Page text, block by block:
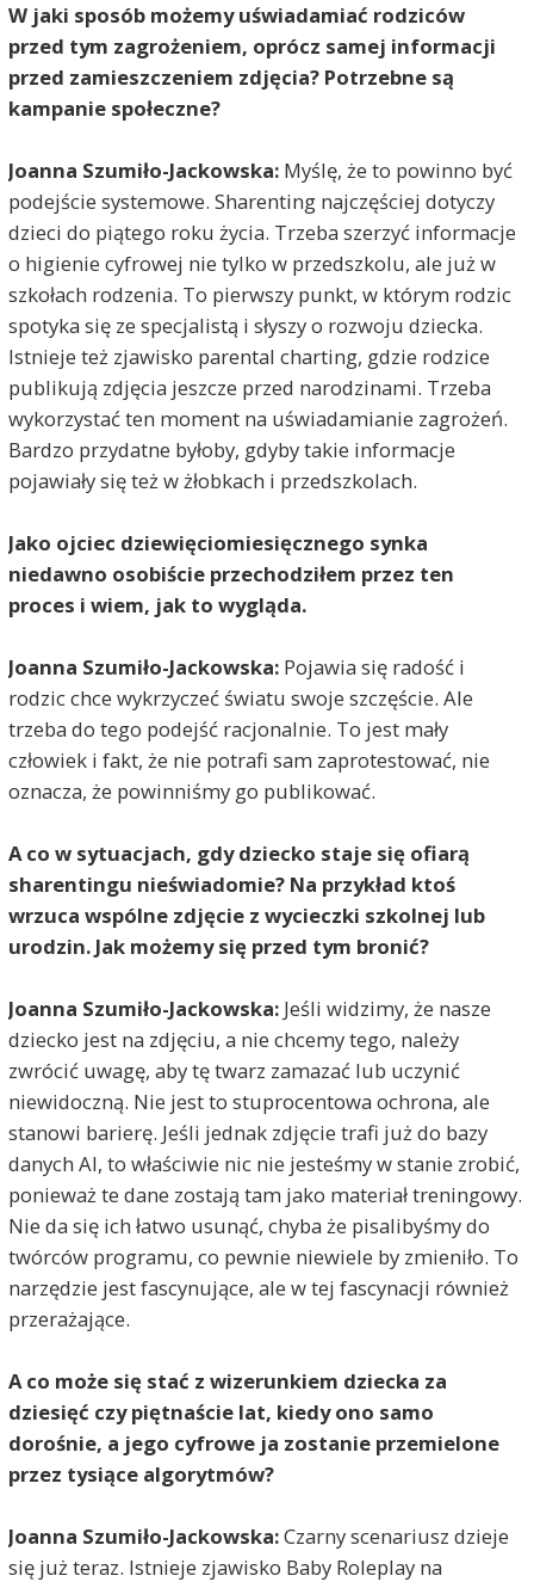
W jaki sposób możemy uświadamiać rodziców
przed tym zagrożeniem, oprócz samej informacji
przed zamieszczeniem zdjęcia? Potrzebne są
kampanie społeczne?
Joanna Szumiło-Jackowska:Myślę, że to powinno być
podejście systemowe. Sharenting najczęściej dotyczy
dzieci do piątego roku życia. Trzeba szerzyć informacje
o higienie cyfrowej nie tylko w przedszkolu, ale już w
szkołach rodzenia. To pierwszy punkt, w którym rodzic
spotyka się ze specjalistą i słyszy o rozwoju dziecka.
Istnieje też zjawisko parental charting, gdzie rodzice
publikują zdjęcia jeszcze przed narodzinami. Trzeba
wykorzystać ten moment na uświadamianie zagrożeń.
Bardzo przydatne byłoby, gdyby takie informacje
pojawiały się też w żłobkach i przedszkolach.
Jako ojciec dziewięciomiesięcznego synka
niedawno osobiście przechodziłem przez ten
proces i wiem, jak to wygląda.
Joanna Szumiło-Jackowska:Pojawia się radość i
rodzic chce wykrzyczeć światu swoje szczęście. Ale
trzeba do tego podejść racjonalnie. To jest mały
człowiek i fakt, że nie potrafi sam zaprotestować, nie
oznacza, że powinniśmy go publikować.
A co w sytuacjach, gdy dziecko staje się ofiarą
sharentingu nieświadomie? Na przykład ktoś
wrzuca wspólne zdjęcie z wycieczki szkolnej lub
urodzin. Jak możemy się przed tym bronić?
Joanna Szumiło-Jackowska: Jeśli widzimy, że nasze
dziecko jest na zdjęciu, a nie chcemy tego, należy
zwrócić uwagę, aby tę twarz zamazać lub uczynić
niewidoczną. Nie jest to stuprocentowa ochrona, ale
stanowi barierę. Jeśli jednak zdjęcie trafi już do bazy
danych AI, to właściwie nic nie jesteśmy w stanie zrobić,
ponieważ te dane zostają tam jako materiał treningowy.
Nie da się ich łatwo usunąć, chyba że pisalibyśmy do
twórców programu, co pewnie niewiele by zmieniło. To
narzędzie jest fascynujące, ale w tej fascynacji również
przerażające.
A co może się stać z wizerunkiem dziecka za
dziesięć czy piętnaście lat, kiedy ono samo
dorośnie, a jego cyfrowe ja zostanie przemielone
przez tysiące algorytmów?
Joanna Szumiło-Jackowska:Czarny scenariusz dzieje
się już teraz. Istnieje zjawisko Baby Roleplay na